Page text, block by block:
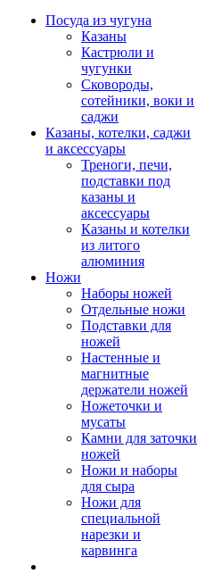
Посуда из чугуна
Казаны
Кастрюли и
чугунки
Сковороды,
сотейники, воки и
саджи
Казаны, котелки, саджи
и аксессуары
Треноги, печи,
подставки под
казаны и
аксессуары
Казаны и котелки
из литого
алюминия
Ножи
Наборы ножей
Отдельные ножи
Подставки для
ножей
Настенные и
магнитные
держатели ножей
Ножеточки и
мусаты
Камни для заточки
ножей
Ножи и наборы
для сыра
Ножи для
специальной
нарезки и
карвинга